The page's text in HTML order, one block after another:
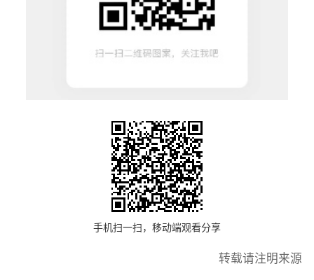
手机扫一扫，移动端观看分享
转载请注明来源